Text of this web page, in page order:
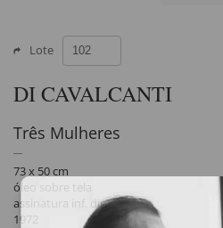
Lote
DI CAVALCANTI
Três Mulheres
73 x 50 cm
óleo sobre tela
assinatura inf. dir.
1972